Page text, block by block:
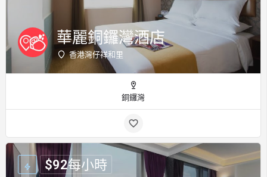
華麗銅鑼灣酒店
香港灣仔祥和里
銅鑼灣
$92每小時